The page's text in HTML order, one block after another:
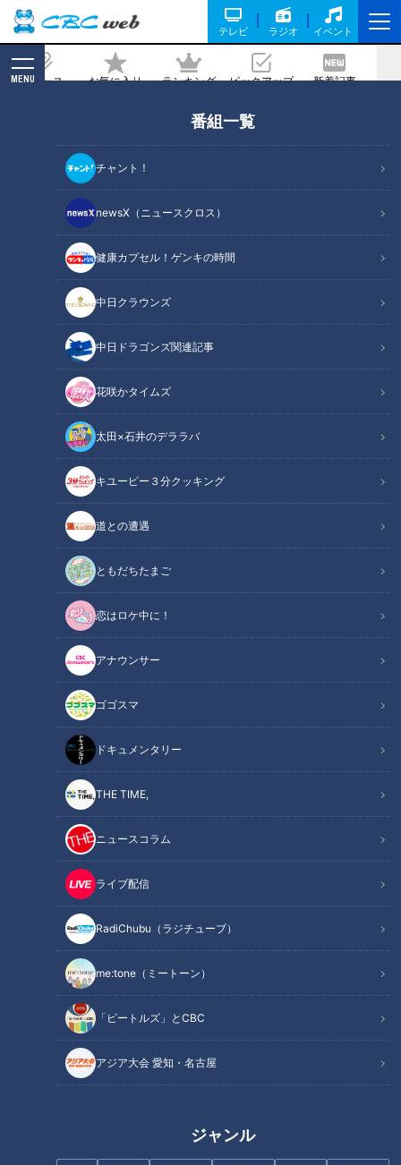
テレビ ラジオ イベント
ニュース お気に入り ランキング ピックアップ 新着記事
MENU
番組一覧
チャント！
newsX（ニュースクロス）
健康カプセル！ゲンキの時間
中日クラウンズ
中日ドラゴンズ関連記事
花咲かタイムズ
太田×石井のデララバ
キユーピー３分クッキング
道との遭遇
ともだちたまご
恋はロケ中に！
アナウンサー
ゴゴスマ
ドキュメンタリー
THE TIME,
ニュースコラム
ライブ配信
RadiChubu（ラジチューブ）
me:tone（ミートーン）
「ビートルズ」とCBC
アジア大会 愛知・名古屋
ジャンル
ばたちまちとりこに！極うま白醤油らー
めん「麺屋 伊藤」
記事に戻る
CBCテレビ：画像「デララバ」
この記事の画像（全14枚）
記事に戻る
この記事を見たあなたへのおすすめ